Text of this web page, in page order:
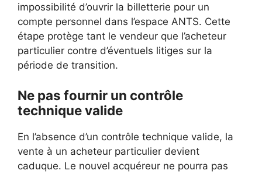
impossibilité d’ouvrir la billetterie pour un
compte personnel dans l’espace ANTS. Cette
étape protège tant le vendeur que l’acheteur
particulier contre d’éventuels litiges sur la
période de transition.
Ne pas fournir un contrôle
technique valide
En l’absence d’un contrôle technique valide, la
vente à un acheteur particulier devient
caduque. Le nouvel acquéreur ne pourra pas